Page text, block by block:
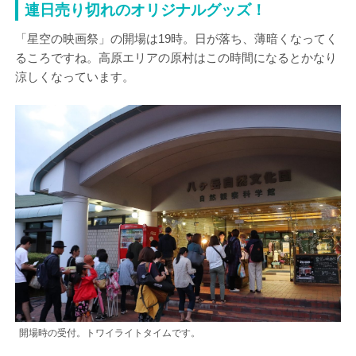
連日売り切れのオリジナルグッズ！
「星空の映画祭」の開場は19時。日が落ち、薄暗くなってく
るころですね。高原エリアの原村はこの時間になるとかなり
涼しくなっています。
開場時の受付。トワイライトタイムです。